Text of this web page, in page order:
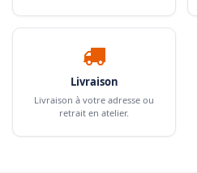
Livraison
Livraison à votre adresse ou
retrait en atelier.